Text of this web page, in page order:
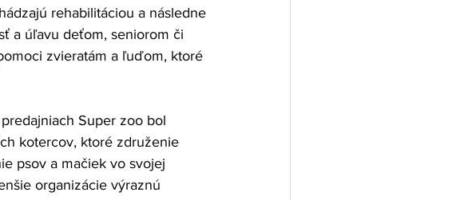
rehabilitáciou a následne
a úľavu deťom, seniorom či
zvieratám a ľuďom, ktoré
Super zoo bol
kotercov, ktoré združenie
psov a mačiek vo svojej
organizácie výraznú